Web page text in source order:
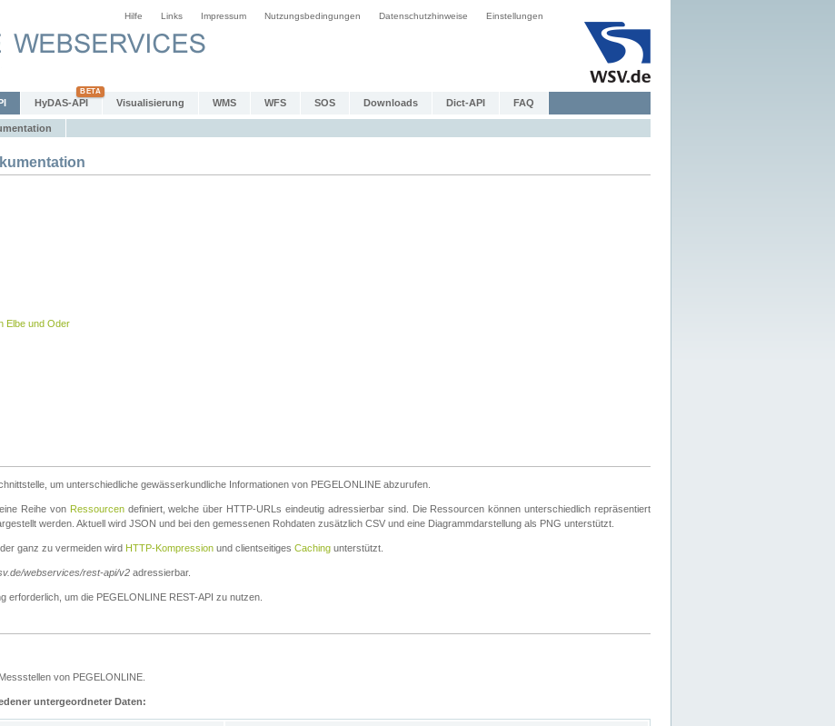
Hilfe Links Impressum Nutzungsbedingungen Datenschutzhinweise Einstellungen
HyDAS-API Visualisierung WMS WFS SOS Downloads Dict-API FAQ
Elbe und Oder
um unterschiedliche gewässerkundliche Informationen von PEGELONLINE abzurufen.
Reihe von Ressourcendefiniert, welche über HTTP-URLs eindeutig adressierbar sind. Die Ressourcen können unterschiedlich repräsentiert
werden. Aktuell wird JSON und bei den gemessenen Rohdaten zusätzlich CSV und eine Diagrammdarstellung als PNG unterstützt.
ganz zu vermeiden wird HTTP-Kompression und clientseitiges Caching unterstützt.
webservices/rest-api/v2 adressierbar.
erforderlich, um die PEGELONLINE REST-API zu nutzen.
von PEGELONLINE.
untergeordneter Daten: